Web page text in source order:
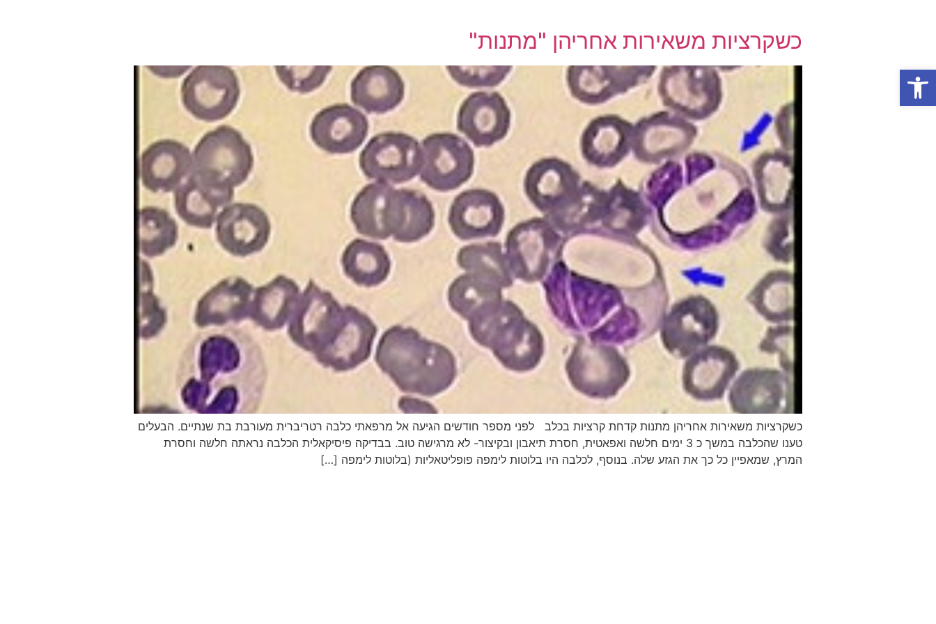
פתח סרגל נגישות
כשקרציות משאירות אחריהן "מתנות"
כשקרציות משאירות אחריהן מתנות קדחת קרציות בכלב לפני מספר חודשים הגיעה אל מרפאתי כלבה רטריברית מעורבת בת שנתיים. הבעלים
טענו שהכלבה במשך כ 3 ימים חלשה ואפאטית, חסרת תיאבון ובקיצור- לא מרגישה טוב. בבדיקה פיסיקאלית הכלבה נראתה חלשה וחסרת
המרץ, שמאפיין כל כך את הגזע שלה. בנוסף, לכלבה היו בלוטות לימפה פופליטאליות (בלוטות לימפה […]